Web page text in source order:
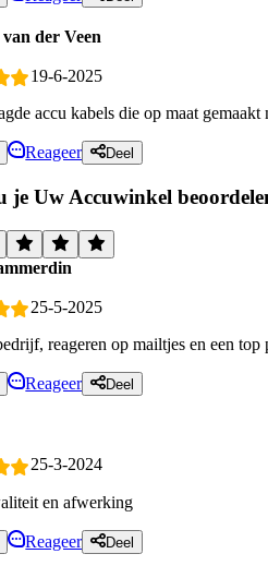
der Veen
19-6-2025
accu kabels die op maat
Reageer Deel
je Uw Accuwinkel
25-5-2025
reageren op mailtjes en een top
Reageer Deel
25-3-2024
en afwerking
Reageer Deel